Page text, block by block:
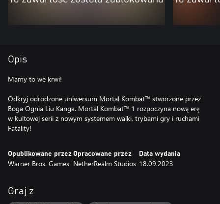
Opis
Mamy to we krwi!
Odkryj odrodzone uniwersum Mortal Kombat™ stworzone przez
Boga Ognia Liu Kanga. Mortal Kombat™ 1 rozpoczyna nową erę
w kultowej serii z nowym systemem walki, trybami gry i ruchami
Fatality!
Opublikowane przez
Warner Bros. Games
Opracowane przez
NetherRealm Studios
Data wydania
18.09.2023
Graj z